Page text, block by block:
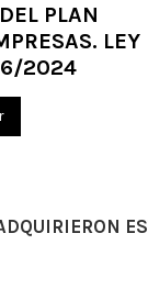
PLAN
LEY
2024